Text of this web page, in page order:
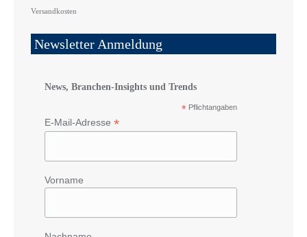
Versandkosten
Newsletter Anmeldung
News, Branchen-Insights und Trends
* Pflichtangaben
E-Mail-Adresse *
Vorname